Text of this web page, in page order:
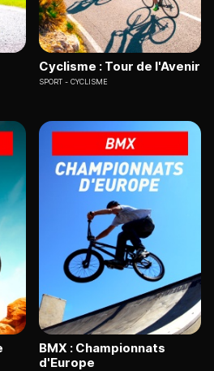
Cyclisme : Tour de l'Avenir
SPORT CYCLISME
BMX : Championnats
d'Europe